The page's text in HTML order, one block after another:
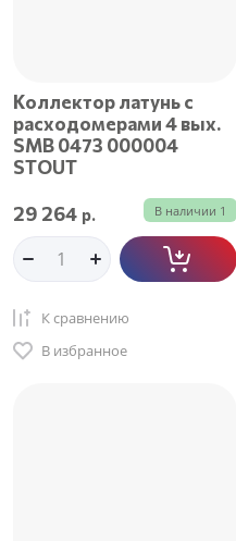
Коллектор латунь с
расходомерами 4 вых.
SMB 0473 000004
STOUT
В наличии 1
29 264 р.
К сравнению
В избранное